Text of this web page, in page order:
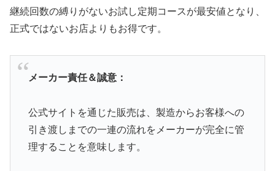
継続回数の縛りがないお試し定期コースが最安値となり、
正式ではないお店よりもお得です。
メーカー責任＆誠意：
公式サイトを通じた販売は、製造からお客様への
引き渡しまでの一連の流れをメーカーが完全に管
理することを意味します。